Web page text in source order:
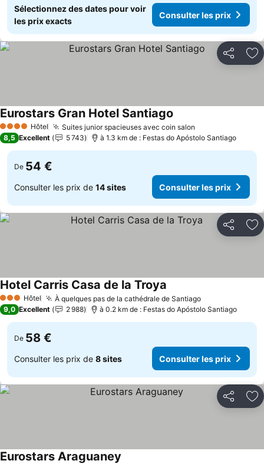
Sélectionnez des dates pour voir
les prix exacts
Consulter les prix
Partager
4 Étoiles Hôtel Suites junior spacieuses avec coin salon
Eurostars Gran Hotel Santiago
8,5 Excellent 5 743 à 1.3 km de : Festas do Apóstolo Santiago
De 54 €
Consulter les prix de 14 sites Consulter les prix
Partager
3 ÉtoilesHôtel À quelques pas de la cathédrale de SantiagoConsulter les
Hotel Carris Casa de la Troya
9,0 Excellent 2 988 à 0.2 km de : Festas do Apóstolo Santiago
De 58 €
Consulter les prix de 8 sites Consulter les prix
Partager
Eurostars Araguaney